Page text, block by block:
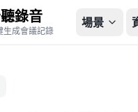
錄音
生成會議記錄
場景